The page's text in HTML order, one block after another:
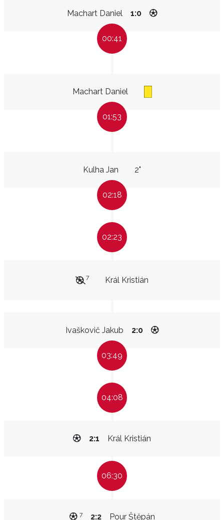
Machart Daniel 1:0
00:41
Machart Daniel
01:53
Kulha Jan 2"
02:18
02:23
Král Kristián
7
Ivaškovič Jakub 2:0
03:49
04:08
Král Kristián
2:1
06:30
Pour Štěpán
2:2
7